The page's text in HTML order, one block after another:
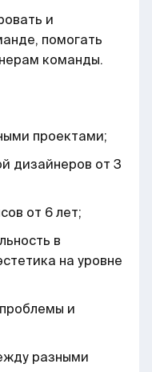
и
помогать
команды.
проектами;
дизайнеров от 3
от 6 лет;
в
на уровне
и
разными